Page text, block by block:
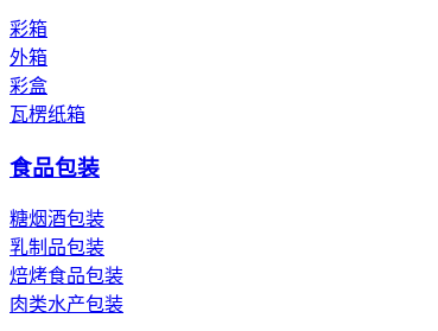
彩箱
外箱
彩盒
瓦楞纸箱
食品包装
糖烟酒包装
乳制品包装
焙烤食品包装
肉类水产包装